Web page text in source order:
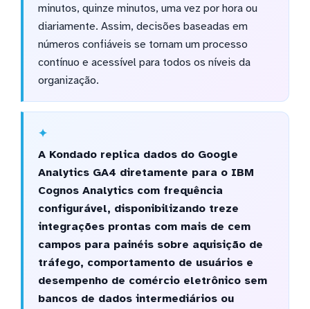
minutos, quinze minutos, uma vez por hora ou
diariamente. Assim, decisões baseadas em
números confiáveis se tornam um processo
contínuo e acessível para todos os níveis da
organização.
A Kondado replica dados do Google
Analytics GA4 diretamente para o IBM
Cognos Analytics com frequência
configurável, disponibilizando treze
integrações prontas com mais de cem
campos para painéis sobre aquisição de
tráfego, comportamento de usuários e
desempenho de comércio eletrônico sem
bancos de dados intermediários ou